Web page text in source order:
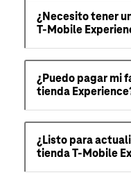
¿Necesito tener
T-Mobile
¿Puedo pagar mi
tienda
¿Listo para
tienda T-Mobile